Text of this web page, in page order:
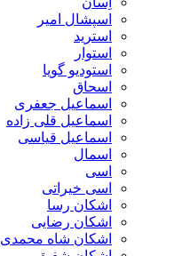
اسپشال امیر
استرید
استوار
استودیو گویا
اسحاق
اسماعیل جعفری
اسماعیل قلی زاده
اسماعیل قیاسی
اسمال
اسی
اسی خیراتی
اشکان رسا
اشکان رضایی
اشکان شاه محمدی